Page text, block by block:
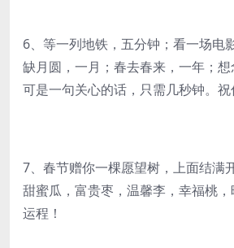
6、等一列地铁，五分钟；看一场电
缺月圆，一月；春去春来，一年；想
可是一句关心的话，只需几秒钟。祝
7、春节赠你一棵愿望树，上面结满
甜蜜瓜，富贵枣，温馨李，幸福桃
运程！